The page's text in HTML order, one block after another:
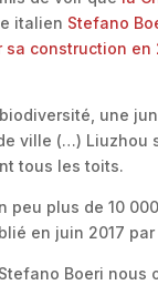
italien Stefano
construction en
une
ville (…)
tous les toits.
plus de 10
en juin 2017
Boeri nous